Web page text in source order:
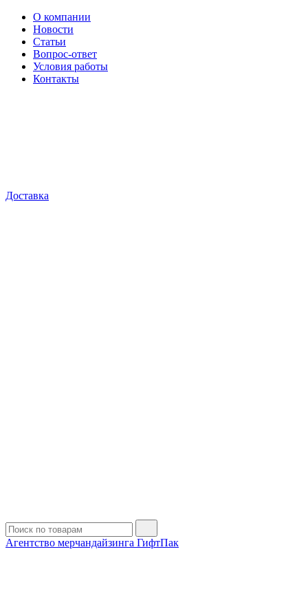
О компании
Новости
Статьи
Вопрос-ответ
Условия работы
Контакты
Доставка
Агентство мерчандайзинга ГифтПак